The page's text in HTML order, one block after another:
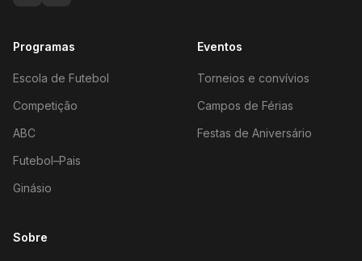
Programas
Escola de Futebol
Competição
ABC
Futebol–Pais
Ginásio
Eventos
Torneios e convívios
Campos de Férias
Festas de Aniversário
Sobre